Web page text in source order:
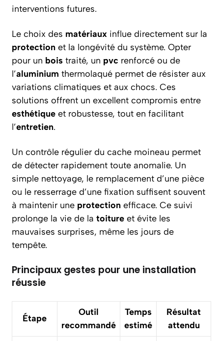
interventions futures.
Le choix des matériaux influe directement sur la
protection et la longévité du système. Opter
pour un bois traité, un pvc renforcé ou de
l’aluminium thermolaqué permet de résister aux
variations climatiques et aux chocs. Ces
solutions offrent un excellent compromis entre
esthétique et robustesse, tout en facilitant
l’entretien.
Un contrôle régulier du cache moineau permet
de détecter rapidement toute anomalie. Un
simple nettoyage, le remplacement d’une pièce
ou le resserrage d’une fixation suffisent souvent
à maintenir une protection efficace. Ce suivi
prolonge la vie de la toiture et évite les
mauvaises surprises, même les jours de
tempête.
Principaux gestes pour une installation
réussie
Étape
Outil
recommandé
Temps
estimé
Résultat
attendu